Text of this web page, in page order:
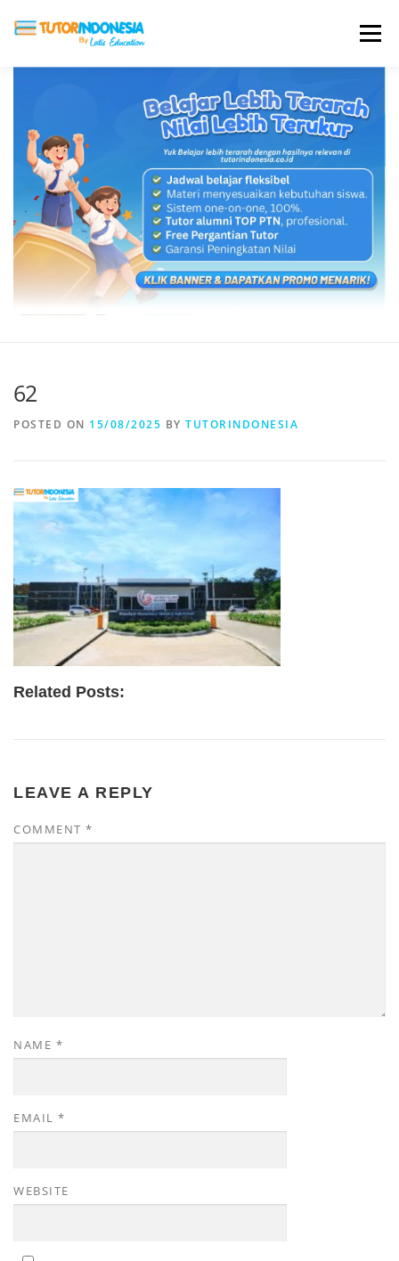
Menu
ABOUT US JADI PENGAJAR
BIAYA LES TESTIMONI PROFIL ALUMNI
BLOG DAFTAR SEKOLAH
62
POSTED ON 15/08/2025 BY TUTORINDONESIA
Related Posts:
LEAVE A REPLY
COMMENT *
NAME *
EMAIL *
WEBSITE